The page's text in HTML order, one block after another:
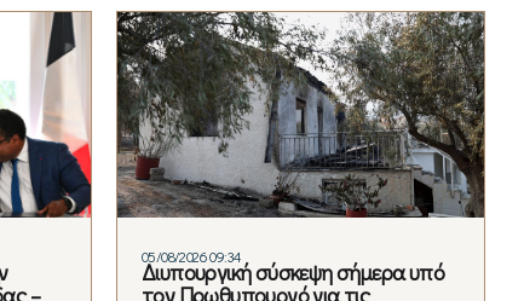
05/08/2026 09:34
Διυπουργική σύσκεψη σήμερα υπό